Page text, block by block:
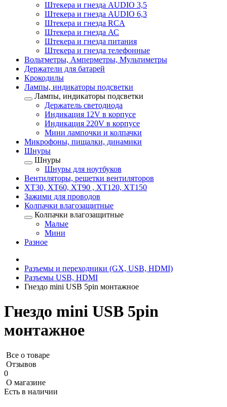
Штекера и гнезда AUDIO 3,5
Штекера и гнезда AUDIO 6,3
Штекера и гнезда RCA
Штекера и гнезда АС
Штекера и гнезда питания
Штекера и гнезда телефонные
Вольтметры, Амперметры, Мультиметры
Держатели для батарей
Крокодилы
Лампы, индикаторы подсветки
Лампы, индикаторы подсветки
Держатель светодиода
Индикация 12V в корпусе
Индикация 220V в корпусе
Мини лампочки и колпачки
Микрофоны, пищалки, динамики
Шнуры
Шнуры
Шнуры для ноутбуков
Вентиляторы, решетки вентиляторов
XT30, XT60, XT90 , XT120, XT150
Зажими для проводов
Колпачки влагозащитные
Колпачки влагозащитные
Малые
Мини
Разное
Разъемы и переходники (GX, USB, HDMI)
Разъемы USB, HDMI
Гнездо mini USB 5pin монтажное
Гнездо mini USB 5pin
монтажное
Все о товаре
Отзывов
0
О магазине
Есть в наличии